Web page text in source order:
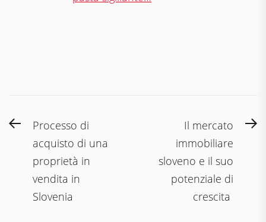
Navigazione
articoli
PreviousProcesso di
acquisto di una
proprietà in
vendita in
Slovenia
Il mercato
immobiliare
sloveno e il suo
potenziale di
crescita